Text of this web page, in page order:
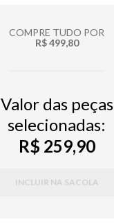
COMPRE TUDO POR
R$ 499,80
Valor das peças
selecionadas:
R$ 259,90
INCLUIR NA SACOLA